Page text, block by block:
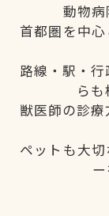
動物病
首都圏を中
路線・駅・
ら
獣医師の診
ペットも大